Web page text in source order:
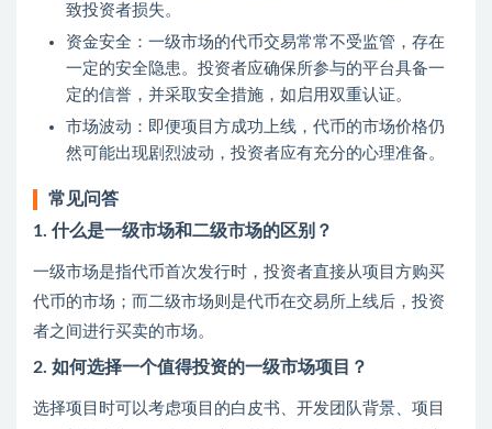
致投资者损失。
资金安全：一级市场的代币交易常常不受监管，存在
一定的安全隐患。投资者应确保所参与的平台具备一
定的信誉，并采取安全措施，如启用双重认证。
市场波动：即便项目方成功上线，代币的市场价格仍
然可能出现剧烈波动，投资者应有充分的心理准备。
常见问答
1. 什么是一级市场和二级市场的区别？
一级市场是指代币首次发行时，投资者直接从项目方购买
代币的市场；而二级市场则是代币在交易所上线后，投资
者之间进行买卖的市场。
2. 如何选择一个值得投资的一级市场项目？
选择项目时可以考虑项目的白皮书、开发团队背景、项目